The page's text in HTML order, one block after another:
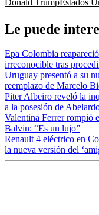
Le puede
Epa Colombia
irreconocible tras
Uruguay presentó a su
reemplazo de Marcelo
Piter Albeiro reveló la
a la posesión de
Valentina Ferrer rompió
Balvin: “Es un lujo”
Renault 4 eléctrico en
la nueva versión del